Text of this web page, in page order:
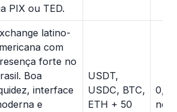
PIX ou TED.
latino-
com
forte no
Boa
interface
e
USDT,
USDC, BTC,
ETH + 50